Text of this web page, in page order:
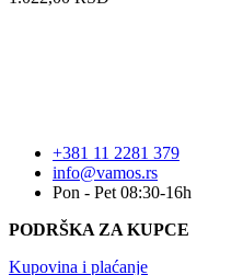
+381 11 2281 379
info@vamos.rs
Pon - Pet 08:30-16h
PODRŠKA ZA KUPCE
Kupovina i plaćanje